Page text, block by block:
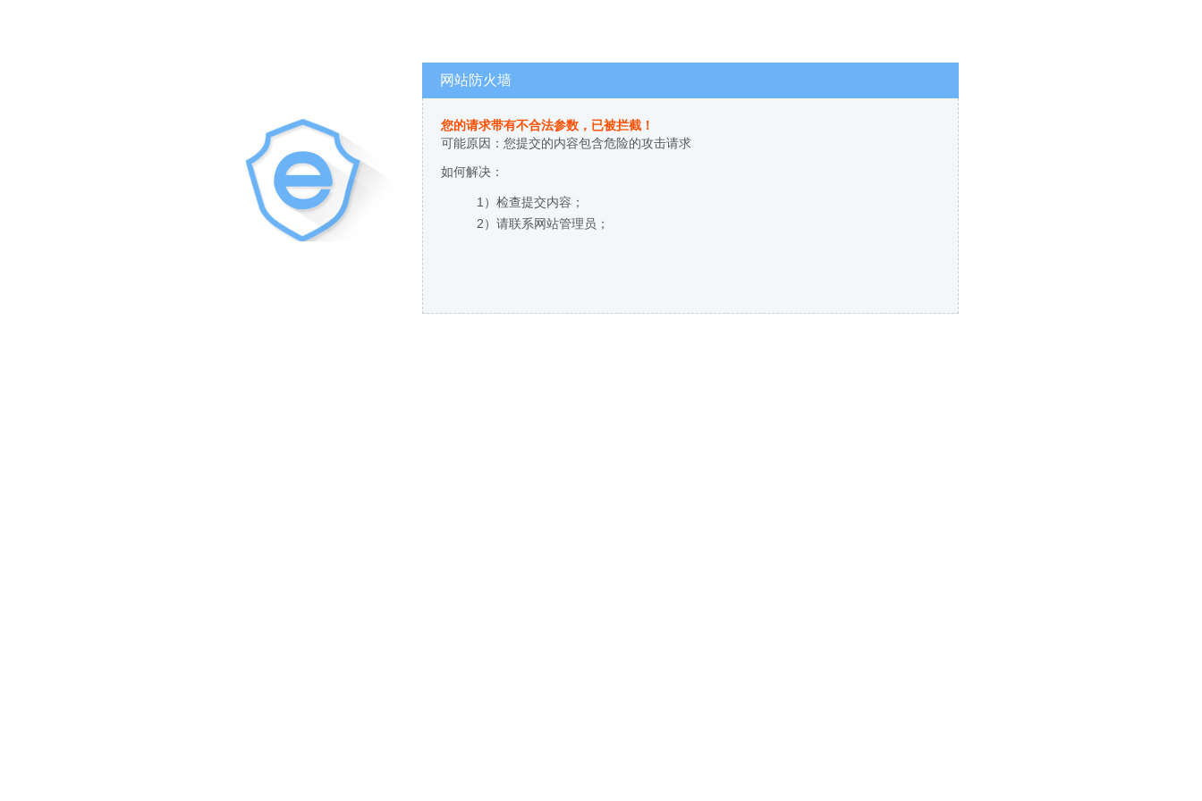
网站防火墙
您的请求带有不合法参数，已被拦截！
可能原因：您提交的内容包含危险的攻击请求
如何解决：
1）检查提交内容；
2）请联系网站管理员；